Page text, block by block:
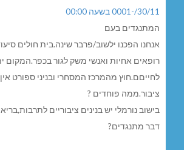
30/11/-0001 בשעה 00:00
המתנגדים בעם
אנחנו הפכנו ילשוב/פרבר שינה.בית חולים
רופאים אחיות ואנשי משק לגור בכפר.המקום
לחייםם.חוץ מהמרכז המסחרי ובניני ספורט
ציבור.ממה פוחדים ?
בישוב נורמלי יש בנינים ציבוריים
דבר מתנגדים?